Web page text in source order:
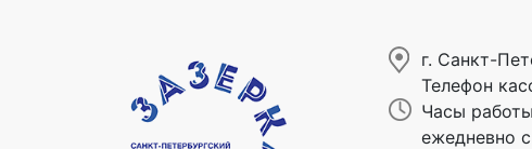
г. Санкт-
Телефон
Часы
ежедневно